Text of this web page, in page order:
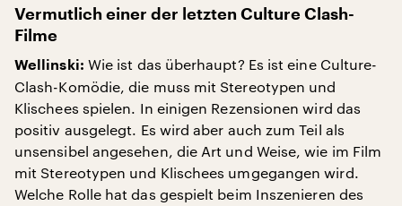
Vermutlich einer der letzten Culture Clash-
Filme
Wellinski: Wie ist das überhaupt? Es ist eine Culture-
Clash-Komödie, die muss mit Stereotypen und
Klischees spielen. In einigen Rezensionen wird das
positiv ausgelegt. Es wird aber auch zum Teil als
unsensibel angesehen, die Art und Weise, wie im Film
mit Stereotypen und Klischees umgegangen wird.
Welche Rolle hat das gespielt beim Inszenieren des